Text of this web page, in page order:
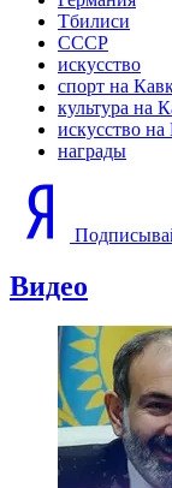
Тбилиси
СССР
искусство
спорт на
культура на
искусство на
награды
Видео